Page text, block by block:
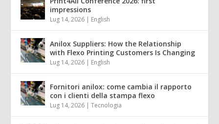
impressions
Lug 14, 2026 | English
Anilox Suppliers: How the Relationship
with Flexo Printing Customers Is Changing
Lug 14, 2026 | English
Fornitori anilox: come cambia il rapporto
con i clienti della stampa flexo
Lug 14, 2026 |Tecnologia